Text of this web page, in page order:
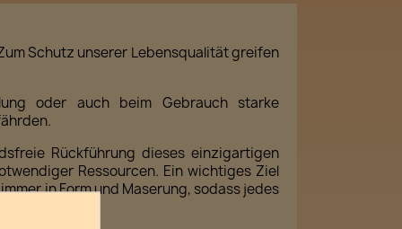
Schutz unserer Lebensqualität greifen
oder auch beim Gebrauch starke
Rückführung dieses einzigartigen
Ressourcen. Ein wichtiges Ziel
in Form und Maserung, sodass jedes